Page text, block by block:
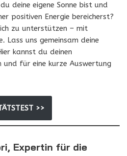
deine eigene Sonne bist und
positiven Energie bereicherst?
zu unterstützen – mit
Lass uns gemeinsam deine
kannst du deinen
für eine kurze Auswertung
>>
Expertin für die